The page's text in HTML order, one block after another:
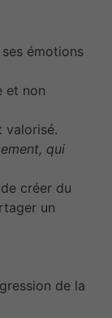
ses émotions
et non
valorisé.
qui
créer du
un
de la